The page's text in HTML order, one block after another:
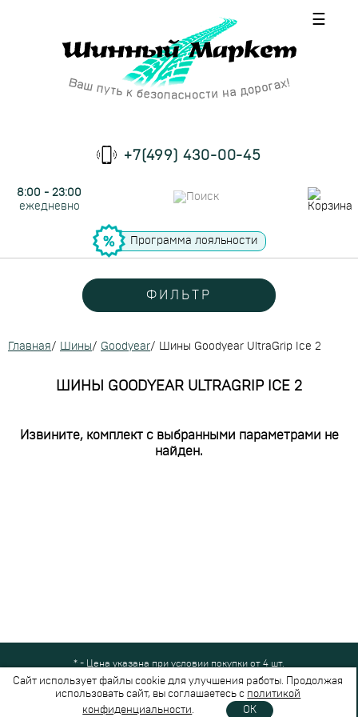
☰
+7(499) 430-00-45
8:00 - 23:00
ежедневно
Программа лояльности
ФИЛЬТР
Главная/ Шины/ Goodyear/ Шины Goodyear UltraGrip Ice 2
ШИНЫ GOODYEAR ULTRAGRIP ICE 2
Извините, комплект с выбранными параметрами не
найден.
* - Цена указана при условии покупки от 4 шт.
Все права защищены © 2024-2026,Шинный Маркет(ООО "Безопасные
шины")
Вся представленная на сайте информация носит справочный характер и не
Сайт использует файлы cookie для улучшения работы. Продолжая
использовать сайт, вы соглашаетесь с политикой
конфиденциальности. OK